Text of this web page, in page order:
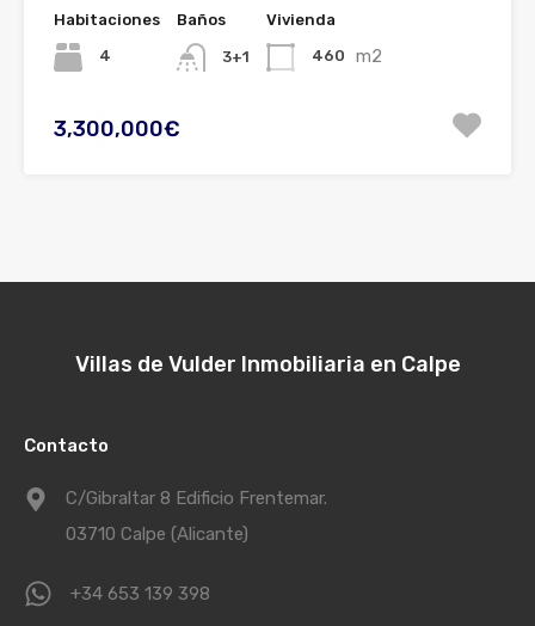
Habitaciones
4
Baños
3+1
Vivienda
460 m2
3,300,000€
Villas de Vulder Inmobiliaria en Calpe
Contacto
C/Gibraltar 8 Edificio Frentemar.
03710 Calpe (Alicante)
+34 653 139 398